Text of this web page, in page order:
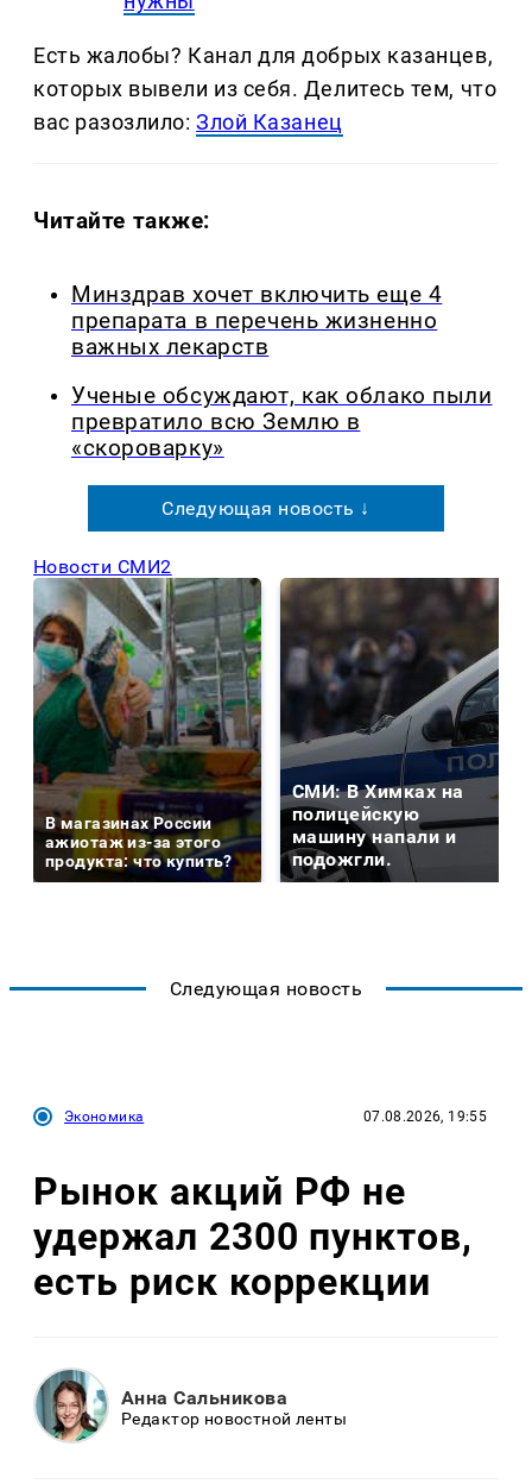
Есть жалобы? Канал для добрых казанцев,
которых вывели из себя. Делитеcь тем, что
вас разозлило:Злой Казанец
Читайте также:
Минздрав хочет включить еще 4
препарата в перечень жизненно
важных лекарств
Ученые обсуждают, как облако пыли
превратило всю Землю в
«скороварку»
Следующая новость ↓
Новости СМИ2
В магазинах России
ажиотаж из-за этого
продукта: что купить?
СМИ: В Химках на
полицейскую
машину напали и
подожгли.
Следующая новость
Экономика 07.08.2026, 19:55
Рынок акций РФ не
удержал 2300 пунктов,
есть риск коррекции
Анна Сальникова
Редактор новостной ленты